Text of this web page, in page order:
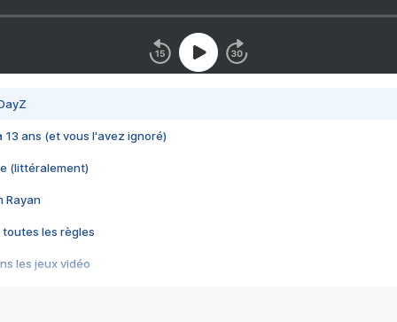
13 ans (et vous l'avez ignoré)
(littéralement)
Rayan
toutes les règles
les jeux vidéo